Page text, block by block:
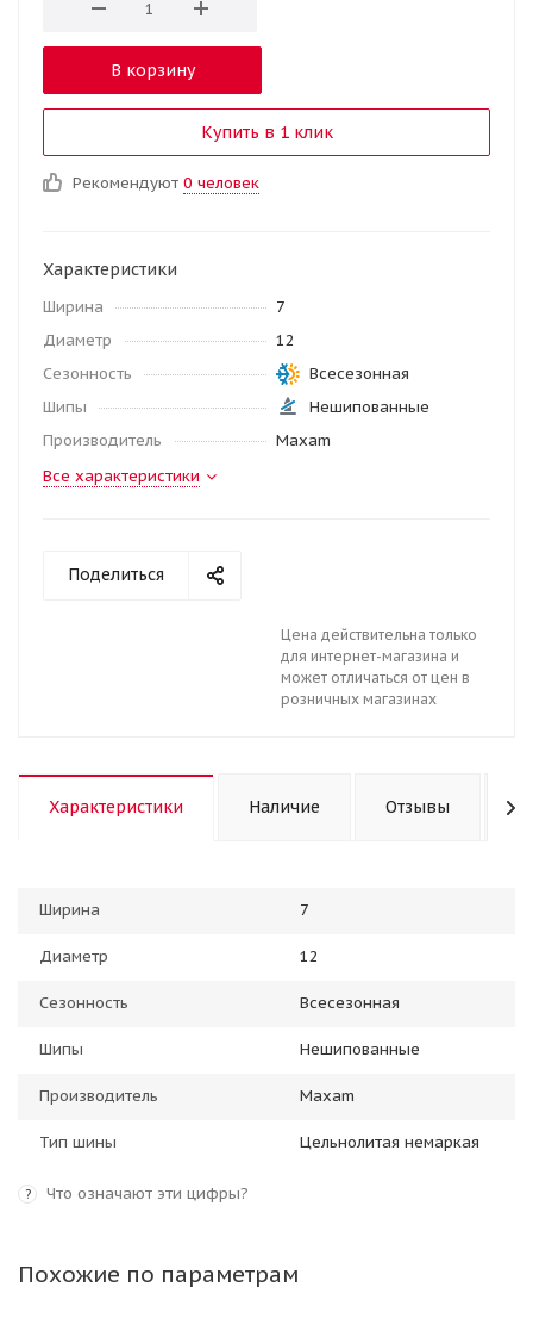
В корзину
Купить в 1 клик
Рекомендуют 0 человек
Характеристики
Ширина
7
Диаметр
12
Сезонность
Всесезонная
Шипы
Нешипованные
Производитель
Maxam
Все характеристики
Поделиться
Цена действительна только
для интернет-магазина и
может отличаться от цен в
розничных магазинах
Характеристики Наличие Отзывы
Ширина 7
Диаметр 12
Сезонность Всесезонная
Шипы Нешипованные
Производитель Maxam
Тип шины Цельнолитая немаркая
? Что означают эти цифры?
Похожие по параметрам